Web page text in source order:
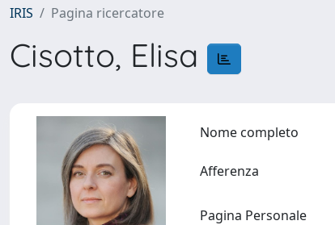
IRIS Pagina ricercatore
Cisotto, Elisa
Nome completo
Afferenza
Pagina Personale